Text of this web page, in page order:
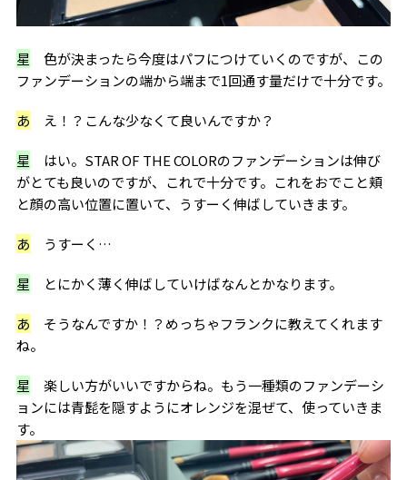
星 色が決まったら今度はパフにつけていくのですが、この
ファンデーションの端から端まで1回通す量だけで十分です。
あ え！？こんな少なくて良いんですか？
星 はい。STAR OF THE COLORのファンデーションは伸び
がとても良いのですが、これで十分です。これをおでこと頬
と顔の高い位置に置いて、うすーく伸ばしていきます。
あ うすーく…
星 とにかく薄く伸ばしていけばなんとかなります。
あ そうなんですか！？めっちゃフランクに教えてくれます
ね。
星 楽しい方がいいですからね。もう一種類のファンデーシ
ョンには青髭を隠すようにオレンジを混ぜて、使っていきま
す。